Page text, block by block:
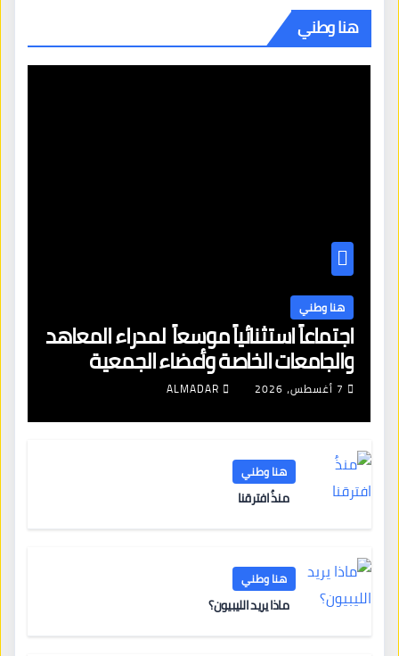
هنا وطني
هنا وطني
اجتماعاً استثنائياً موسعاً لمدراء المعاهد
والجامعات الخاصة وأعضاء الجمعية
العمومية للنقابة العامة لمؤسسات
التعليم والتدريب الخاص في ليبيا
7 أغسطس، 2026 ALMADAR
هنا وطني
منذُ افترقنا
هنا وطني
ماذا يريد الليبيون؟